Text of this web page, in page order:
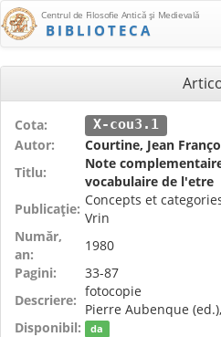
Centrul de Filosofie Antică şi Medievală
BIBLIOTECA
Cota: X-cou3.1
Autor:
Courtine, Jean
Titlu:
Note
vocabulaire de l'etre
Publicaţie:
Concepts et
Vrin
Număr,
an:
1980
Pagini:
33-87
Descriere:
fotocopie
Pierre Aubenque (ed.),
Disponibil:
da